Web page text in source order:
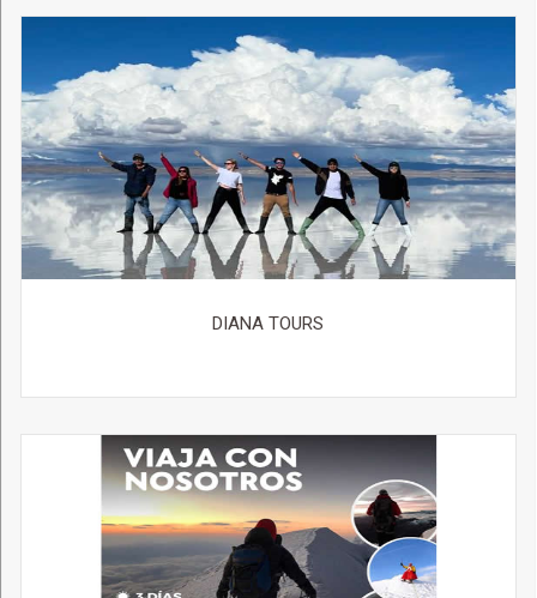
DIANA TOURS